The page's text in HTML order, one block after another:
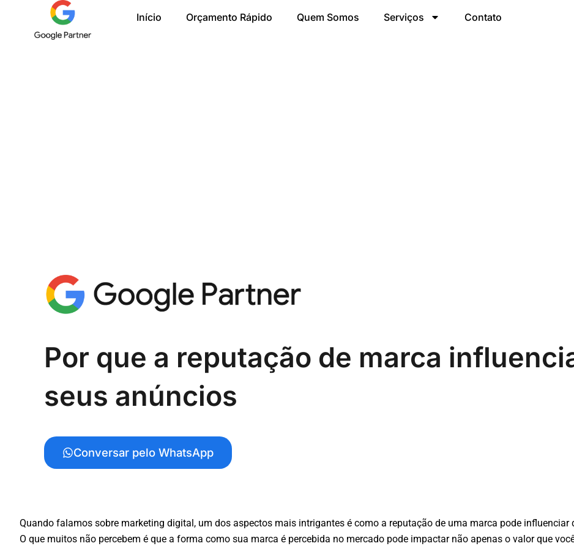
Início Orçamento Rápido Quem Somos Serviços Contato
Por que a reputação de marca
seus anúncios
Conversar pelo WhatsApp
Quando falamos sobre marketing digital, um dos aspectos mais intrigantes é como a reputação de uma marca pode
O que muitos não percebem é que a forma como sua marca é percebida no mercado pode impactar não apenas o valor que